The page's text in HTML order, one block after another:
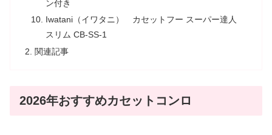
ン付き
Iwatani（イワタニ） カセットフー スーパー達人
スリム CB-SS-1
関連記事
2026年おすすめカセットコンロ